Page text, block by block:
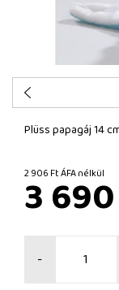
Plüss papagáj 14
2 906 Ft ÁFA nélkül
3
-